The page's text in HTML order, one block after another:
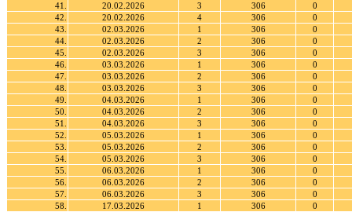
41.
20.02.2026 3 306
0
42.
20.02.2026 4 306
0
43.
02.03.2026 1 306
0
44.
02.03.2026 2 306
0
45.
02.03.2026 3 306
0
46.
03.03.2026 1 306
0
47.
03.03.2026 2 306
0
48.
03.03.2026 3 306
0
49.
04.03.2026 1 306
0
50.
04.03.2026 2 306
0
51.
04.03.2026 3 306
0
52.
05.03.2026 1 306
0
53.
05.03.2026 2 306
0
54.
05.03.2026 3 306
0
55.
06.03.2026 1 306
0
56.
06.03.2026 2 306
0
57.
06.03.2026 3 306
0
58.
17.03.2026 1 306
0